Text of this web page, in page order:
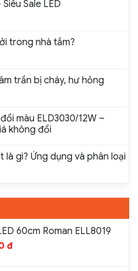
Sale LED
trong nhà tắm?
trần bị cháy, hư hỏng
màu ELD3030/12W –
không đổi
là gì? Ứng dụng và phân loại
60cm Roman ELL8019
đ